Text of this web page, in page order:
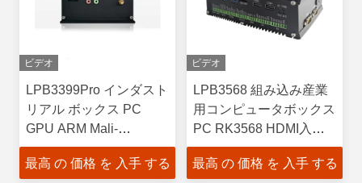
ビデオ
LPB3399Pro インダスト
リアル ボックス PC
GPU ARM Mali-
T860MP4 GPU
最高 の 価格 を 入手 する
ビデオ
LPB3568 組み込み産業
用コンピュータボックス
PC RK3568 HDMI入力
インターフェース
最高 の 価格 を 入手 する